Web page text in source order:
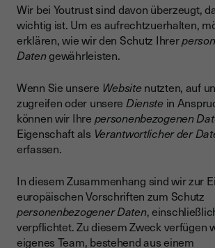
Wir bei Youtrust sind davon überzeugt,
wichtig ist. Um es aufrechtzuerhalten,
erklären, wie wir den Schutz Ihrer
Datengewährleisten.
Wenn Sie unsere Website nutzten, auf
zugreifen oder unsere Dienste in
können wir Ihre personenbezogenen
Eigenschaft als Verantwortlicher der
erfassen.
In diesem Zusammenhang sind wir zur
europäischen Vorschriften zum Schutz
personenbezogener Daten,
verpflichtet. Zu diesem Zweck verfügen
eigenes Team, bestehend aus einem